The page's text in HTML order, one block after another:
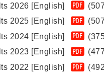
2026 [English] PDF
2025 [English]
PDF
2024 [English]
PDF
2023 [English]
PDF
2022 [English]
PDF